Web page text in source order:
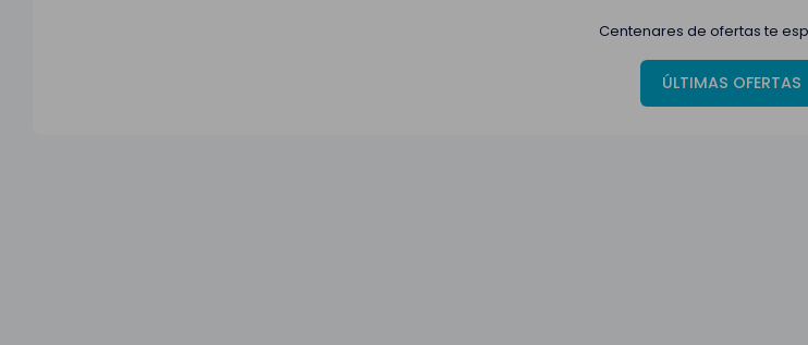
Centenares de ofertas te
ÚLTIMAS OFERTAS